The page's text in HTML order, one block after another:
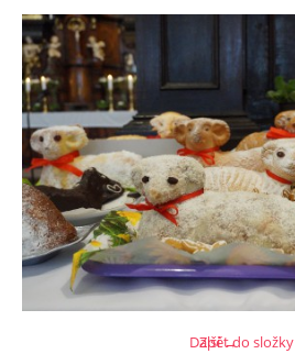
Další →
Zpět do složky